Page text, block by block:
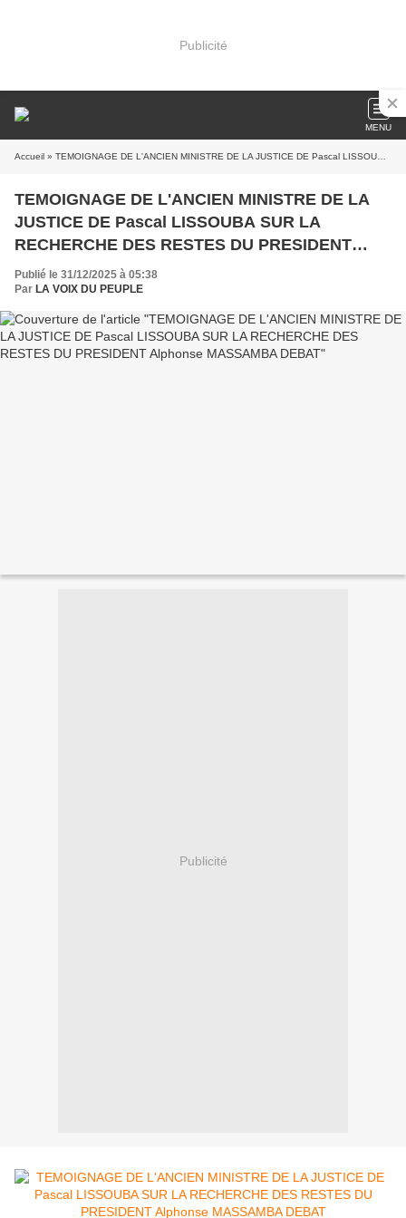
Publicité
MENU
Accueil » TEMOIGNAGE DE L'ANCIEN MINISTRE DE LA JUSTICE DE Pascal LISSOUBA SUR LA RECHERCHE DES RESTES DU PRESIDENT Alphonse MASSAMBA DEBAT
TEMOIGNAGE DE L'ANCIEN MINISTRE DE LA
JUSTICE DE Pascal LISSOUBA SUR LA
RECHERCHE DES RESTES DU PRESIDENT
Alphonse MASSAMBA DEBAT
Publié le 31/12/2025 à 05:38
Par LA VOIX DU PEUPLE
Publicité